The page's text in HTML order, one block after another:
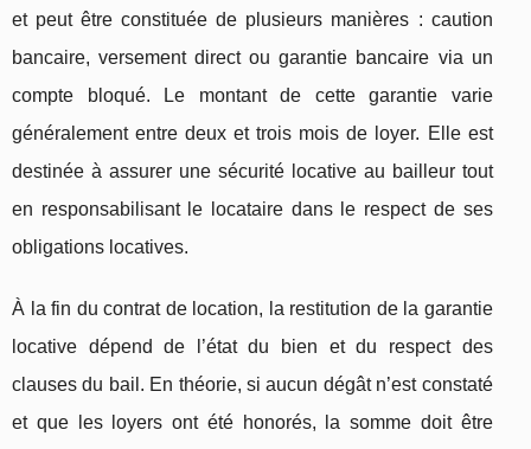
et peut être constituée de plusieurs manières : caution
bancaire, versement direct ou garantie bancaire via un
compte bloqué. Le montant de cette garantie varie
généralement entre deux et trois mois de loyer. Elle est
destinée à assurer une sécurité locative au bailleur tout
en responsabilisant le locataire dans le respect de ses
obligations locatives.
À la fin du contrat de location, la restitution de la garantie
locative dépend de l’état du bien et du respect des
clauses du bail. En théorie, si aucun dégât n’est constaté
et que les loyers ont été honorés, la somme doit être